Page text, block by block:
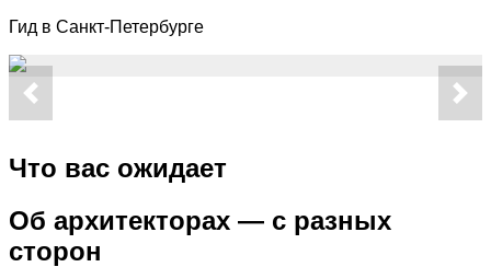
Гид в Санкт-Петербурге
Что вас ожидает
Об архитекторах — с разных
сторон